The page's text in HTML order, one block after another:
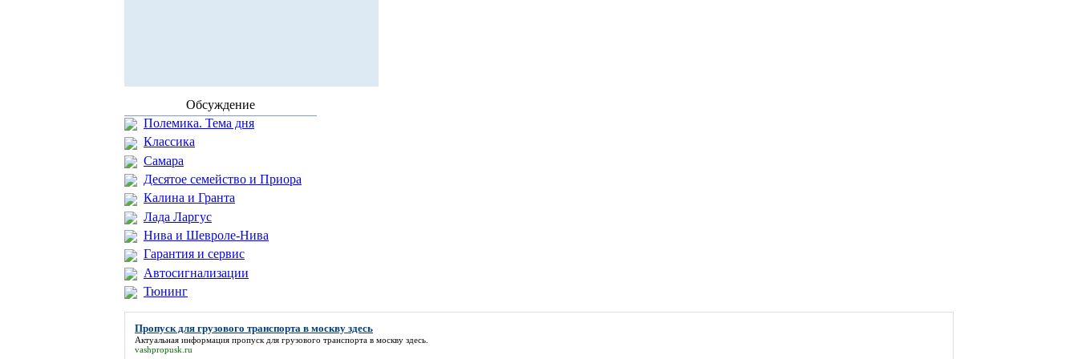
Обсуждение
Полемика. Тема дня
Классика
Самара
Десятое семейство и Приора
Калина и Гранта
Лада Ларгус
Нива и Шевроле-Нива
Гарантия и сервис
Автосигнализации
Тюнинг
Пропуск для грузового транспорта в москву здесь
Актуальная информация пропуск для грузового транспорта в москву здесь
vashpropusk.ru